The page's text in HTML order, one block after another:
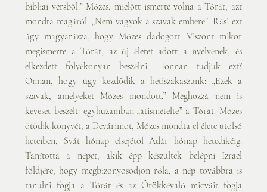
bibliai versből.” Mózes, mielőtt ismerte volna a Tórát, azt
mondta magáról: „Nem vagyok a szavak embere”. Rási ezt
úgy magyarázza, hogy Mózes dadogott. Viszont mikor
megismerte a Tórát, az új életet adott a nyelvének, és
elkezdett folyékonyan beszélni. Honnan tudjuk ezt?
Onnan, hogy úgy kezdődik a hetiszakaszunk: „Ezek a
szavak, amelyeket Mózes mondott.” Méghozzá nem is
keveset beszélt: egyhuzamban „átismételte” a Tórát. Mózes
ötödik könyvét, a Devárimot, Mózes mondta el élete utolsó
heteiben, Svát hónap elsejétől Ádár hónap hetedikéig.
Tanította a népet, akik épp készültek belépni Izrael
földjére, hogy megbizonyosodjon róla, a nép továbbra is
tanulni fogja a Tórát és az Örökkévaló micváit fogja